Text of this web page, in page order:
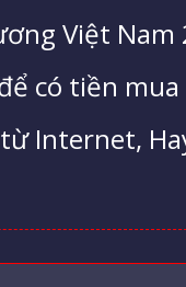
Việt
có tiền
Internet,